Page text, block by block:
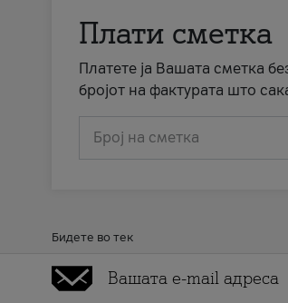
Плати сметка
Платете ја Вашата сметка
бројот на фактурата што
Број на сметка
Бидете во тек